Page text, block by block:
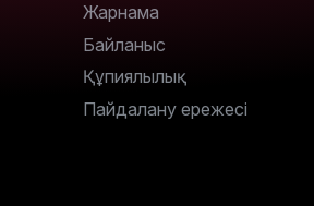
Жарнама
Байланыс
Құпиялылық
Пайдалану ережесі